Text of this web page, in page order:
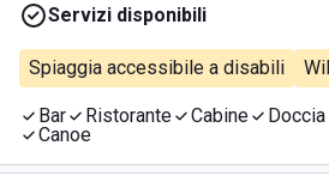
Servizi disponibili
Spiaggia accessibile a disabili
Bar Ristorante Cabine
Canoe